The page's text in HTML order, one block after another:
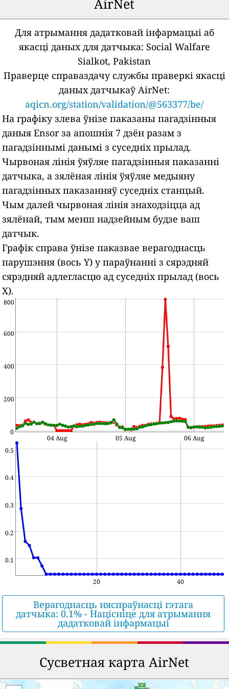
Для атрымання дадатковай інфармацыі аб
якасці даных для датчыка: Social Walfare
Sialkot, Pakistan
Праверце справаздачу службы праверкі якасці
даных датчыкаў AirNet:
aqicn.org/station/validation/@563377/be/
На графіку злева ўнізе паказаны пагадзінныя
даныя Ensor за апошнія 7 дзён разам з
пагадзіннымі данымі з суседніх прылад.
Чырвоная лінія ўяўляе пагадзінныя паказанні
датчыка, а зялёная лінія ўяўляе медыяну
пагадзінных паказанняў суседніх станцый.
Чым далей чырвоная лінія знаходзіцца ад
зялёнай, тым менш надзейным будзе ваш
датчык.
Графік справа ўнізе паказвае верагоднасць
парушэння (вось Y) у параўнанні з сярэдняй
сярэдняй адлегласцю ад суседніх прылад (вось
X).
0
200
400
600
800
04 Aug 05 Aug 06 Aug
0.1
0.2
0.3
0.4
0.5
20 40
Верагоднасць няспраўнасці гэтага
датчыка: 0.1% - Націсніце для атрымання
дадатковай інфармацыі
Сусветная карта AirNet